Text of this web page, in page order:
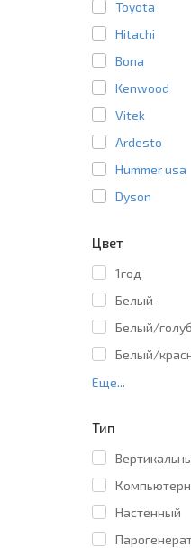
Toyota
Hitachi
Bona
Kenwood
Vitek
Ardesto
Hummer usa
Dyson
Цвет
1год
Белый
Белый/
Белый/
Еще...
Тип
Настенный